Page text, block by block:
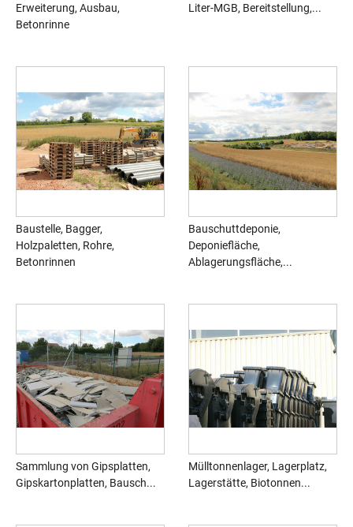
Erweiterung, Ausbau,
Betonrinne
Liter-MGB, Bereitstellung,...
Baustelle, Bagger,
Holzpaletten, Rohre,
Betonrinnen
Bauschuttdeponie,
Deponiefläche,
Ablagerungsfläche,...
Sammlung von Gipsplatten,
Gipskartonplatten, Bausch...
Mülltonnenlager, Lagerplatz,
Lagerstätte, Biotonnen...